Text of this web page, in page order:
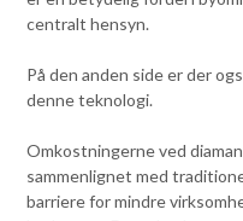
centralt hensyn.
På den anden side er der
denne teknologi.
Omkostningerne ved
sammenlignet med
barriere for mindre